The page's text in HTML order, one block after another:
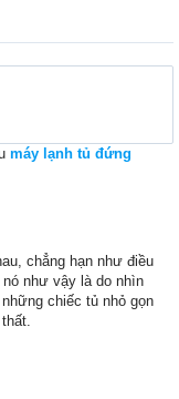
máy lạnh tủ đứng
chẳng hạn như điều
như vậy là do nhìn
chiếc tủ nhỏ gọn